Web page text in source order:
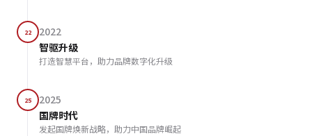
22
2022
智驱升级
打造智慧平台，助力品牌数字化升级
25
2025
国牌时代
发起国牌焕新战略，助力中国品牌崛起